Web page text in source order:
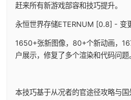
赶来所有新游戏部容和技巧提升。
永恒世界存储ETERNUM [0.8] - 变
1650+张新图像，80+个新动画，
户展示，修复了多个渲染和代码问题
本技巧基于从况者的官途径攻略与